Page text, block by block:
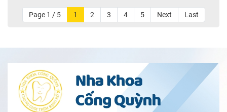
Page 1 / 5 1 2 3 4 5 Next Last